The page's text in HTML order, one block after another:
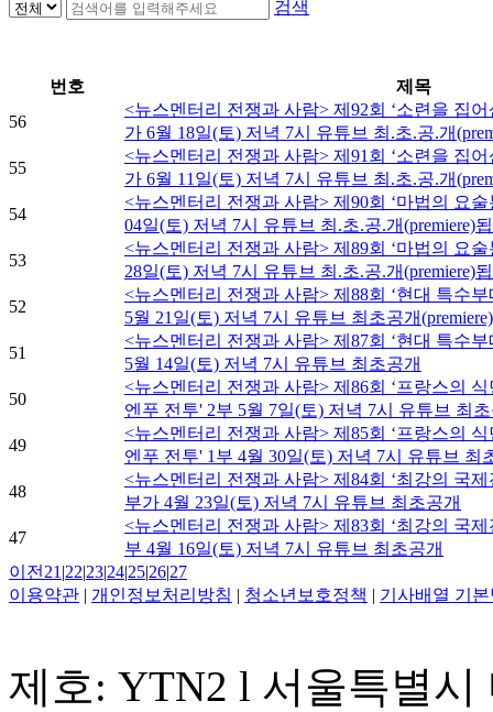
검색
번호
제목
56
<뉴스멘터리 전쟁과 사람> 제92회 ‘소련을 집
가 6월 18일(토) 저녁 7시 유튜브 최.초.공.개
55
<뉴스멘터리 전쟁과 사람> 제91회 ‘소련을 집
가 6월 11일(토) 저녁 7시 유튜브 최.초.공.개
54
<뉴스멘터리 전쟁과 사람> 제90회 ‘마법의 요
04일(토) 저녁 7시 유튜브 최.초.공.개(premiere)
53
<뉴스멘터리 전쟁과 사람> 제89회 ‘마법의 요
28일(토) 저녁 7시 유튜브 최.초.공.개(premiere)
52
<뉴스멘터리 전쟁과 사람> 제88회 ‘현대 특수
5월 21일(토) 저녁 7시 유튜브 최초공개
51
<뉴스멘터리 전쟁과 사람> 제87회 ‘현대 특수
5월 14일(토) 저녁 7시 유튜브 최초공개
50
<뉴스멘터리 전쟁과 사람> 제86회 ‘프랑스의
엔푸 전투' 2부 5월 7일(토) 저녁 7시 유튜브 최
49
<뉴스멘터리 전쟁과 사람> 제85회 ‘프랑스의
엔푸 전투' 1부 4월 30일(토) 저녁 7시 유튜브 최
48
<뉴스멘터리 전쟁과 사람> 제84회 ‘최강의 국
부가 4월 23일(토) 저녁 7시 유튜브 최초공개
47
<뉴스멘터리 전쟁과 사람> 제83회 ‘최강의 국
부 4월 16일(토) 저녁 7시 유튜브 최초공개
이전 21 |22|23|24|25|26|27
이용약관 | 개인정보처리방침 | 청소년보호정책 | 기사배열 기
제호: YTN2 l 서울특별